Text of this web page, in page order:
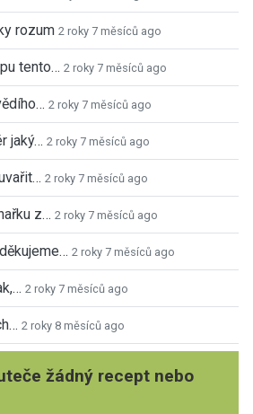
rozum 2 roky 7 měsíců ago
tento… 2 roky 7 měsíců ago
2 roky 7 měsíců ago
jaký… 2 roky 7 měsíců ago
2 roky 7 měsíců ago
z… 2 roky 7 měsíců ago
2 roky 7 měsíců ago
2 roky 7 měsíců ago
2 roky 8 měsíců ago
žádný recept nebo